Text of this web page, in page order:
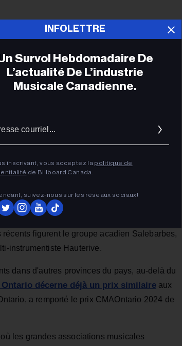
avril 2025, et 70 % du répertoire diffusé par
aux CCMA et mettra en avant des artistes
avec des prix remis chaque année au
figurent le groupe acadien Salebarbes,
instrumentiste Hauterive.
dans d'autres provinces du pays, au-delà du
décerne déjà un prix similaireaux
a remporté le prix CMAOntario 2024 de
les grandes associations musicales
INFOLETTRE
Survol Hebdomadaire De
L’actualité De L’industrie
Musicale Canadienne.
inscrivant, vous acceptez la politique de
de Billboard Canada.
suivez‑nous sur les réseaux sociaux!